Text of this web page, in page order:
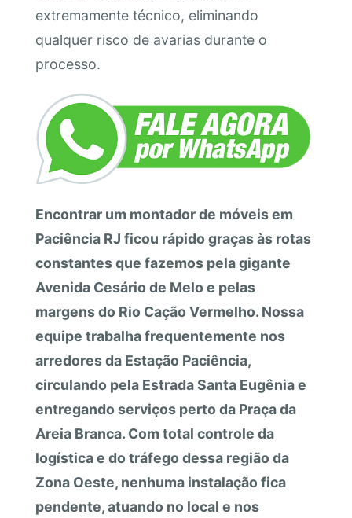
extremamente técnico, eliminando
qualquer risco de avarias durante o
processo.
Encontrar um montador de móveis em
Paciência RJ ficou rápido graças às rotas
constantes que fazemos pela gigante
Avenida Cesário de Melo e pelas
margens do Rio Cação Vermelho. Nossa
equipe trabalha frequentemente nos
arredores da Estação Paciência,
circulando pela Estrada Santa Eugênia e
entregando serviços perto da Praça da
Areia Branca. Com total controle da
logística e do tráfego dessa região da
Zona Oeste, nenhuma instalação fica
pendente, atuando no local e nos